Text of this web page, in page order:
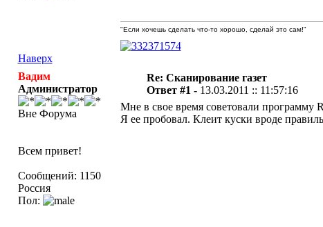
Наверх
"Если хочешь сделать что-то хорошо, сделай это сам!"
Вадим
Администратор
Вне Форума
Всем привет!
Сообщений: 1150
Россия
Пол:
Re: Сканирование газет
Ответ #1 - 13.03.2011 :: 11:57:16
Мне в свое время советовали программу
Я ее пробовал. Клеит куски вроде